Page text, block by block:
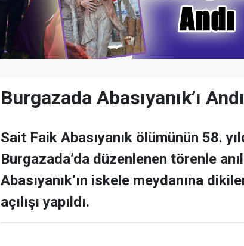
Burgazada Abasıyanık’ı Andı
Sait Faik Abasıyanık ölümünün 58.
Burgazada’da düzenlenen törenle
Abasıyanık’ın iskele meydanına
açılışı yapıldı.